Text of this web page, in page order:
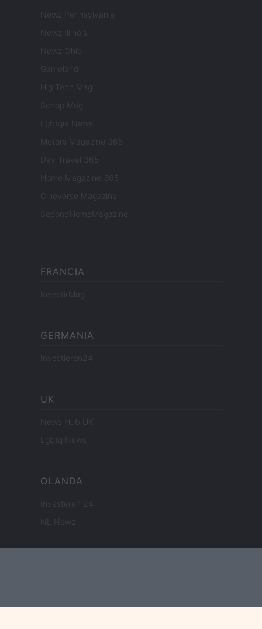
Newz Pennsylvania
Newz Illinois
Newz Ohio
Gameland
Hig Tech Mag
Scoop Mag
Lgbtqia News
Motors Magazine 365
Day Travel 365
Home Magazine 365
Cineverse Magazine
SecondHomeMagazine
FRANCIA
InvestirMag
GERMANIA
Investieren24
UK
News Hub UK
Lgbtq News
OLANDA
Investeren 24
NL Newz